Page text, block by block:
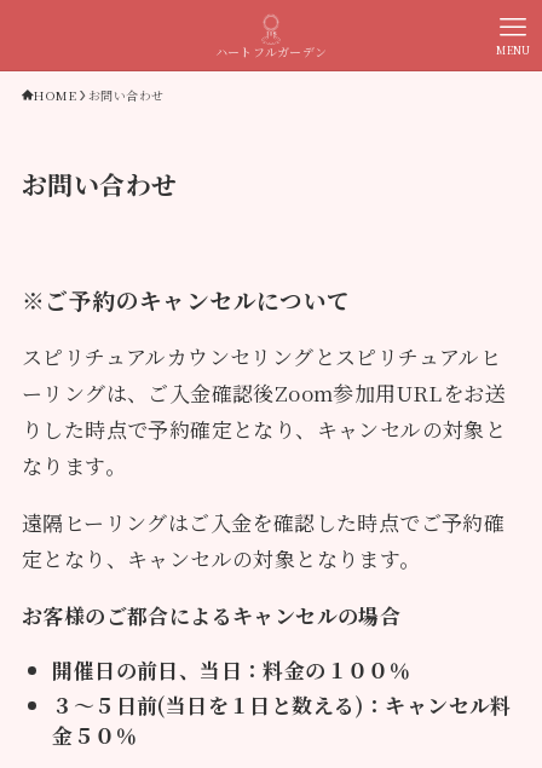
ハートフルガーデン MENU
HOME お問い合わせ
お問い合わせ
※ご予約のキャンセルについて
スピリチュアルカウンセリングとスピリチュアルヒ
ーリングは、ご入金確認後Zoom参加用URLをお送
りした時点で予約確定となり、キャンセルの対象と
なります。
遠隔ヒーリングはご入金を確認した時点でご予約確
定となり、キャンセルの対象となります。
お客様のご都合によるキャンセルの場合
開催日の前日、当日：料金の１００％
３～５日前(当日を１日と数える)：キャンセル料
金５０％